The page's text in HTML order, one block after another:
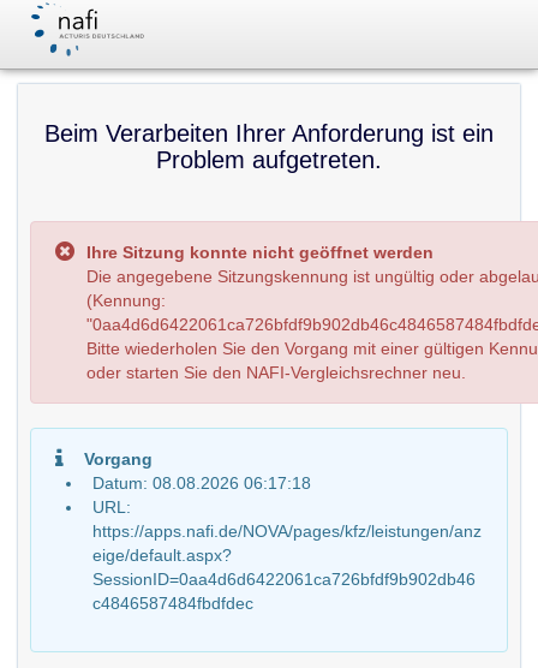
Beim Verarbeiten Ihrer Anforderung ist ein
Problem aufgetreten.
Ihre Sitzung konnte nicht geöffnet werden
Die angegebene Sitzungskennung ist ungültig oder
(Kennung:
Bitte wiederholen Sie den Vorgang mit einer gültigen
oder starten Sie den NAFI-Vergleichsrechner neu.
Vorgang
Datum: 08.08.2026 06:17:18
URL:
https://apps.nafi.de/NOVA/pages/kfz/leistungen/anz
eige/default.aspx?
SessionID=0aa4d6d6422061ca726bfdf9b902db46
c4846587484fbdfdec